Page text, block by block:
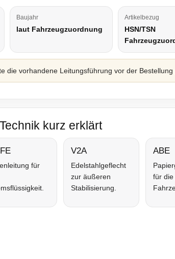
Baujahr
laut Fahrzeugzuordnung
Artikelbezug
HSN/TSN
die vorhandene Leitungsführung vor der Bestellung
Technik kurz erklärt
für
V2A
Edelstahlgeflecht
zur äußeren
Stabilisierung.
ABE
für die